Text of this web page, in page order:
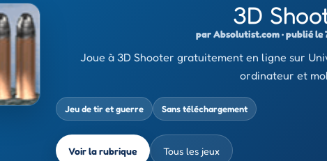
3D
par Absolutist.com · publié le
Joue à 3D Shooter gratuitement en ligne sur
ordinateur et
Jeu de tir et guerre Sans téléchargement
Voir la rubrique Tous les jeux